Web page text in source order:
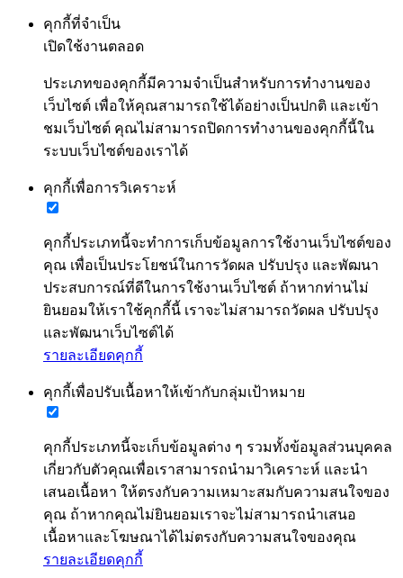
คุกกี้ที่จำเป็น
เปิดใช้งานตลอด
ประเภทของคุกกี้มีความจำเป็นสำหรับการทำงานของ
เว็บไซต์ เพื่อให้คุณสามารถใช้ได้อย่างเป็นปกติ และเข้า
ชมเว็บไซต์ คุณไม่สามารถปิดการทำงานของคุกกี้นี้ใน
ระบบเว็บไซต์ของเราได้
คุกกี้เพื่อการวิเคราะห์
คุกกี้ประเภทนี้จะทำการเก็บข้อมูลการใช้งานเว็บไซต์ของ
คุณ เพื่อเป็นประโยชน์ในการวัดผล ปรับปรุง และพัฒนา
ประสบการณ์ที่ดีในการใช้งานเว็บไซต์ ถ้าหากท่านไม่
ยินยอมให้เราใช้คุกกี้นี้ เราจะไม่สามารถวัดผล ปรับปรุง
และพัฒนาเว็บไซต์ได้
รายละเอียดคุกกี้
คุกกี้เพื่อปรับเนื้อหาให้เข้ากับกลุ่มเป้าหมาย
คุกกี้ประเภทนี้จะเก็บข้อมูลต่าง ๆ รวมทั้งข้อมูลส่วนบุคคล
เกี่ยวกับตัวคุณเพื่อเราสามารถนำมาวิเคราะห์ และนำ
เสนอเนื้อหา ให้ตรงกับความเหมาะสมกับความสนใจของ
คุณ ถ้าหากคุณไม่ยินยอมเราจะไม่สามารถนำเสนอ
เนื้อหาและโฆษณาได้ไม่ตรงกับความสนใจของคุณ
รายละเอียดคุกกี้